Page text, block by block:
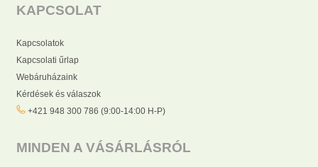
KAPCSOLAT
Kapcsolatok
Kapcsolati űrlap
Webáruházaink
Kérdések és válaszok
+421 948 300 786 (9:00-14:00 H-P)
MINDEN A VÁSÁRLÁSRÓL